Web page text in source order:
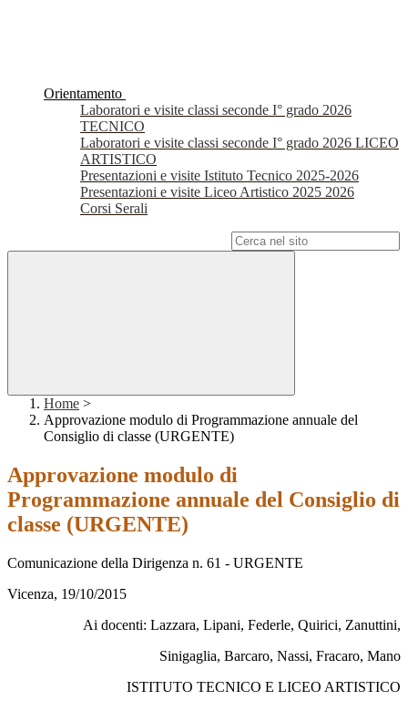
Orientamento
Laboratori e visite classi seconde I° grado 2026
TECNICO
Laboratori e visite classi seconde I° grado 2026 LICEO
ARTISTICO
Presentazioni e visite Istituto Tecnico 2025-2026
Presentazioni e visite Liceo Artistico 2025 2026
Corsi Serali
Home >
Approvazione modulo di Programmazione annuale del
Consiglio di classe (URGENTE)
Approvazione modulo di
Programmazione annuale del Consiglio di
classe (URGENTE)
Comunicazione della Dirigenza n. 61 - URGENTE
Vicenza, 19/10/2015
Ai docenti: Lazzara, Lipani, Federle, Quirici, Zanuttini,
Sinigaglia, Barcaro, Nassi, Fracaro, Mano
ISTITUTO TECNICO E LICEO ARTISTICO